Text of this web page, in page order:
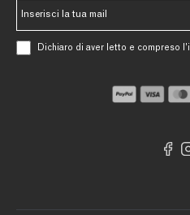
Dichiaro di aver letto e compreso